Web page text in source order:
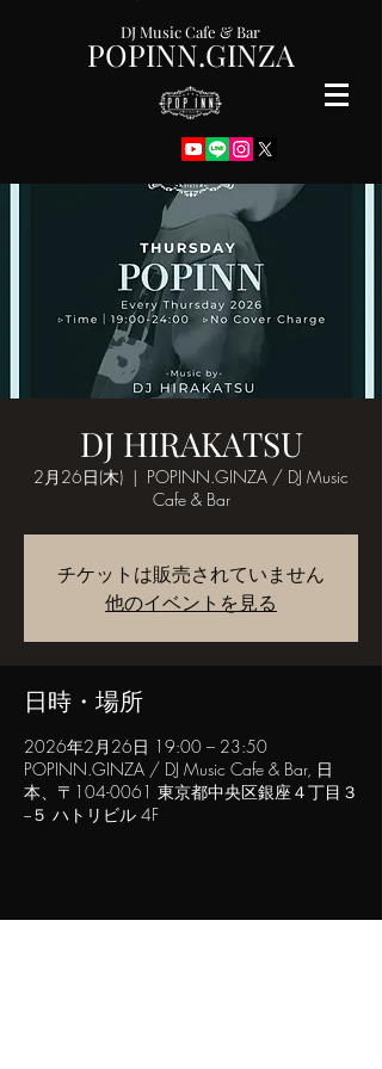
POPINN.GINZA
DJ Music Cafe & Bar
DJ HIRAKATSU
2月26日(木)
  |
POPINN.GINZA / DJ Music
Cafe & Bar
チケットは販売されていません
他のイベントを見る
日時・場所
2026年2月26日 19:00 – 23:50
POPINN.GINZA / DJ Music Cafe & Bar, 日
本、〒104-0061 東京都中央区銀座４丁目３
−５ ハトリビル 4F